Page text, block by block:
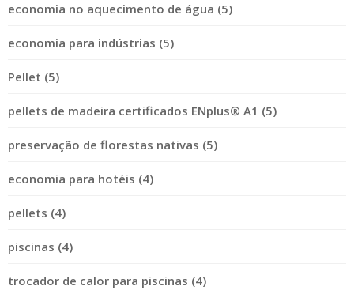
economia no aquecimento de água (5)
economia para indústrias (5)
Pellet (5)
pellets de madeira certificados ENplus® A1 (5)
preservação de florestas nativas (5)
economia para hotéis (4)
pellets (4)
piscinas (4)
trocador de calor para piscinas (4)